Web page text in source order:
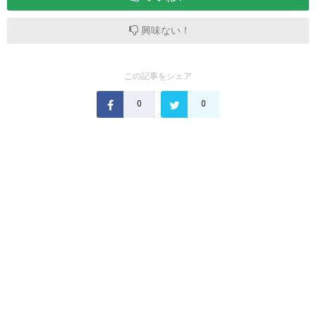
興味ない！
この記事をシェア
0 0